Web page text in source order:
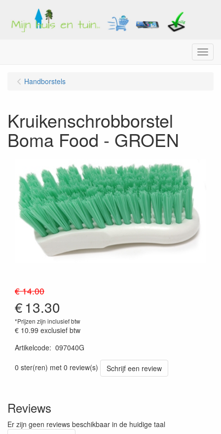
Menu
Handborstels
Kruikenschrobborstel
Boma Food - GROEN
€ 14.00
€13.30
*Prijzen zijn inclusief btw
€ 10.99 exclusief btw
Artikelcode: 097040G
0 ster(ren) met 0 review(s)
Schrijf een review
Reviews
Er zijn geen reviews beschikbaar in de huidige taal